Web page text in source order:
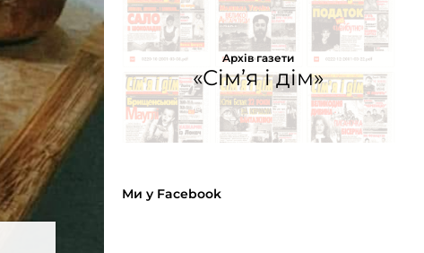
Архів газети
«Сім’я і дім»
Ми у Facebook